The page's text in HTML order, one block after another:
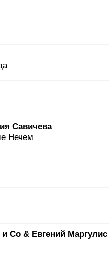
Савичева
Нечем
Co & Евгений Маргулис